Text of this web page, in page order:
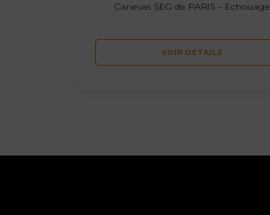
Canevas SEG de PARIS – Echouage
VOIR DÉTAILS